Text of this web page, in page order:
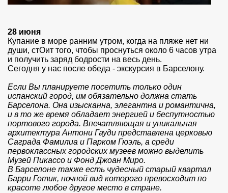
28 июня
Купание в море ранним утром, когда на пляже нет ни
души, стОит того, чтобы проснуться около 6 часов утра
и получить заряд бодрости на весь день.
Сегодня у нас после обеда - экскурсия в Барселону.
Если Вы планируете посетить только один
испанский город, им обязательно должна стать
Барселона. Она изысканна, элегантна и романтична,
и в то же время обладает энергией и беспутностью
портового города. Впечатляющая и уникальная
архитектура Антони Гауди представлена церковью
Саграда Фамилиа и Парком Гюэль, а среди
первоклассных городских музеев можно выделить
Музей Пикассо и Фонд Джоан Миро.
В Барселоне также есть чудесный старый квартал
Барри Готик, ночной вид которого превосходит по
красоте любое другое место в стране.